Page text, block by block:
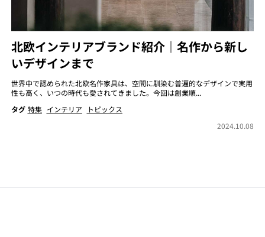
北欧インテリアブランド紹介｜名作から新し
いデザインまで
世界中で認められた北欧名作家具は、空間に馴染む普遍的なデザインで実用
性も高く、いつの時代も愛されてきました。今回は創業順...
タグ 特集 インテリア
トピックス
2024.10.08